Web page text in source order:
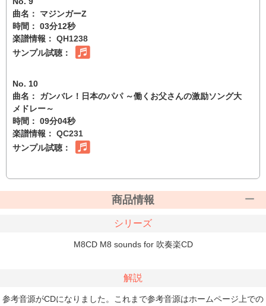
曲名： マジンガーZ
時間： 03分12秒
楽譜情報： QH1238
サンプル試聴：
No. 10
曲名： ガンバレ！日本のパパ ～働くお父さんの激励ソング大
メドレー～
時間： 09分04秒
楽譜情報： QC231
サンプル試聴：
商品情報
シリーズ
M8CD M8 sounds for 吹奏楽CD
解説
参考音源がCDになりました。これまで参考音源はホームページ上での